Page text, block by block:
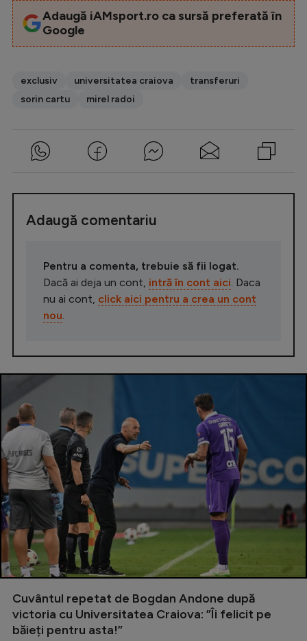
Adaugă iAMsport.ro ca sursă preferată în
Google
exclusiv universitatea craiova
transferuri
sorin cartu
mirel radoi
Adaugă comentariu
Pentru a comenta, trebuie să fii logat.
Dacă ai deja un cont, intră în cont aici. Daca
nu ai cont, click aici pentru a crea un cont
nou.
Cuvântul repetat de Bogdan Andone după
victoria cu Universitatea Craiova: ”Îi felicit pe
băieți pentru asta!”